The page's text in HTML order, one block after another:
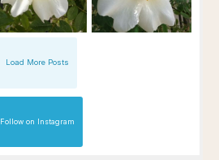
Load More Posts
Follow on Instagram